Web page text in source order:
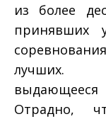
из более
принявших
лучших.
Отрадно,